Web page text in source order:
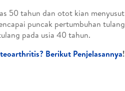
50 tahun dan otot kian menyusut
puncak pertumbuhan tulang
pada usia 40 tahun.
Berikut Penjelasannya!